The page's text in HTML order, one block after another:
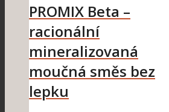
PROMIX Beta –
racionální
mineralizovaná
moučná směs bez
lepku